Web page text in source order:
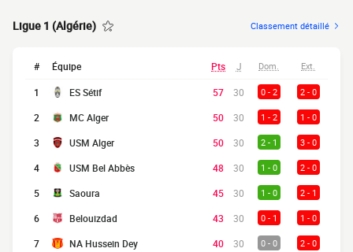
Ligue 1 (Algérie) Classement détaillé
# Équipe Pts J Dom. Ext.
1 ES Sétif 57 30 0 - 2 2 - 0
2 MC Alger 50 30 1 - 2 1 - 0
3 USM Alger 50 30 2 - 1 3 - 0
4 USM Bel Abbès 48 30 1 - 0 2 - 0
5 Saoura 45 30 1 - 0 2 - 1
6 Belouizdad 43 30 0 - 1 1 - 0
7 NA Hussein Dey 40 30 0 - 0 2 - 0